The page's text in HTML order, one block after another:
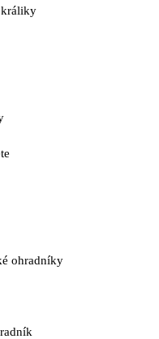
králiky
ohradníky